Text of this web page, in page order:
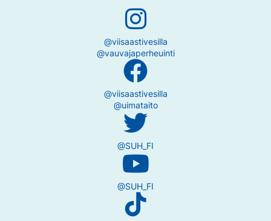
@viisaastivesilla
@vauvajaperheuinti
@viisaastivesilla
@uimataito
@SUH_FI
@SUH_FI